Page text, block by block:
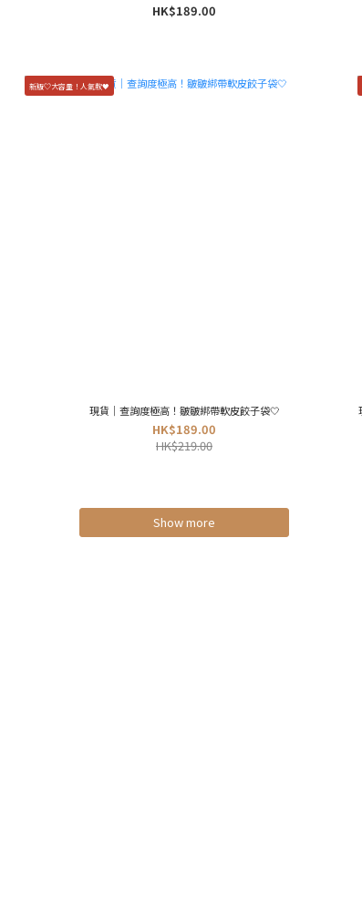
HK$189.00
新版♡大容量！人氣款🖤
現貨｜查詢度極高！皺皺綁帶軟皮餃子袋🤍
HK$189.00
HK$219.00
Show more